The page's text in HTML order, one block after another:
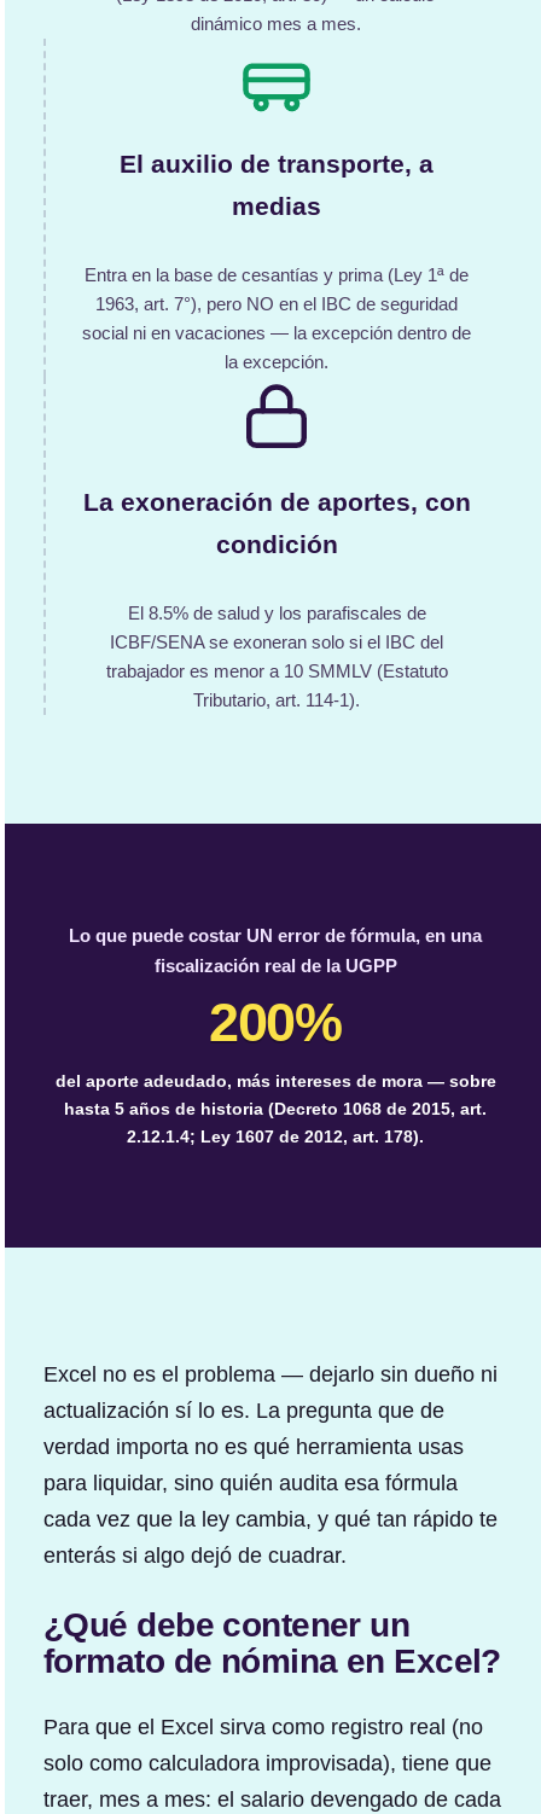
dinámico mes a mes.
El auxilio de transporte, a
medias
Entra en la base de cesantías y prima (Ley 1ª de
1963, art. 7°), pero NO en el IBC de seguridad
social ni en vacaciones — la excepción dentro de
la excepción.
La exoneración de aportes, con
condición
El 8.5% de salud y los parafiscales de
ICBF/SENA se exoneran solo si el IBC del
trabajador es menor a 10 SMMLV (Estatuto
Tributario, art. 114-1).
Lo que puede costar UN error de fórmula, en una
fiscalización real de la UGPP
200%
del aporte adeudado, más intereses de mora — sobre
hasta 5 años de historia (Decreto 1068 de 2015, art.
2.12.1.4; Ley 1607 de 2012, art. 178).
Excel no es el problema — dejarlo sin dueño ni
actualización sí lo es. La pregunta que de
verdad importa no es qué herramienta usas
para liquidar, sino quién audita esa fórmula
cada vez que la ley cambia, y qué tan rápido te
enterás si algo dejó de cuadrar.
¿Qué debe contener un
formato de nómina en Excel?
Para que el Excel sirva como registro real (no
solo como calculadora improvisada), tiene que
traer, mes a mes: el salario devengado de cada